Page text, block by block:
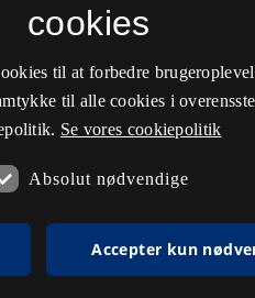
cookies
til at forbedre
til alle cookies i
Se vores cookiepolitik
Absolut nødvendige
Accepter kun